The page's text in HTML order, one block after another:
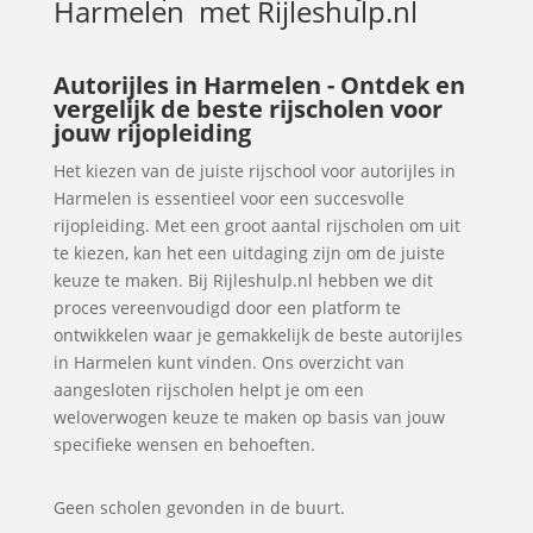
Harmelen met Rijleshulp.nl
Autorijles in Harmelen - Ontdek en
vergelijk de beste rijscholen voor
jouw rijopleiding
Het kiezen van de juiste rijschool voor autorijles in
Harmelen is essentieel voor een succesvolle
rijopleiding. Met een groot aantal rijscholen om uit
te kiezen, kan het een uitdaging zijn om de juiste
keuze te maken. Bij Rijleshulp.nl hebben we dit
proces vereenvoudigd door een platform te
ontwikkelen waar je gemakkelijk de beste autorijles
in Harmelen kunt vinden. Ons overzicht van
aangesloten rijscholen helpt je om een
weloverwogen keuze te maken op basis van jouw
specifieke wensen en behoeften.
Geen scholen gevonden in de buurt.